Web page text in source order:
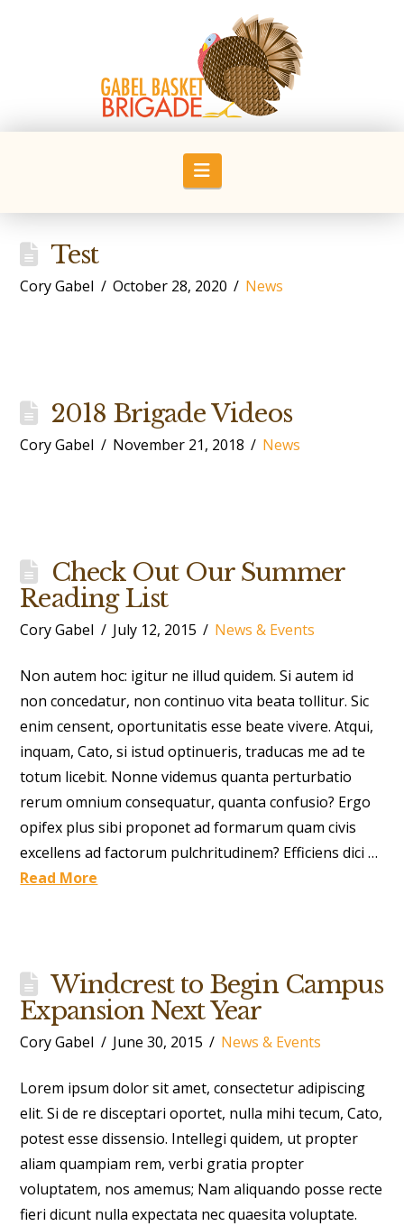
Navigation
Test
Cory Gabel October 28, 2020 News
2018 Brigade Videos
Cory Gabel November 21, 2018 News
Check Out Our Summer
Reading List
Cory Gabel July 12, 2015 News & Events
Non autem hoc: igitur ne illud quidem. Si autem id
non concedatur, non continuo vita beata tollitur. Sic
enim censent, oportunitatis esse beate vivere. Atqui,
inquam, Cato, si istud optinueris, traducas me ad te
totum licebit. Nonne videmus quanta perturbatio
rerum omnium consequatur, quanta confusio? Ergo
opifex plus sibi proponet ad formarum quam civis
excellens ad factorum pulchritudinem? Efficiens dici …
Read More
Windcrest to Begin Campus
Expansion Next Year
Cory Gabel June 30, 2015 News & Events
Lorem ipsum dolor sit amet, consectetur adipiscing
elit. Si de re disceptari oportet, nulla mihi tecum, Cato,
potest esse dissensio. Intellegi quidem, ut propter
aliam quampiam rem, verbi gratia propter
voluptatem, nos amemus; Nam aliquando posse recte
fieri dicunt nulla expectata nec quaesita voluptate.